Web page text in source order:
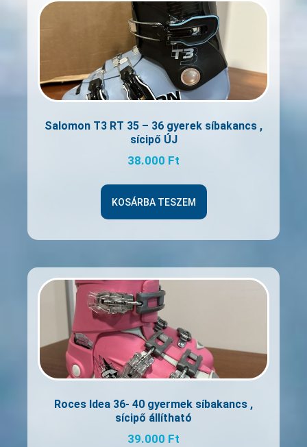
Salomon T3 RT 35 – 36 gyerek síbakancs ,
sícipő ÚJ
38.000 Ft
KOSÁRBA TESZEM
Roces Idea 36- 40 gyermek síbakancs ,
sícipő állítható
39.000 Ft